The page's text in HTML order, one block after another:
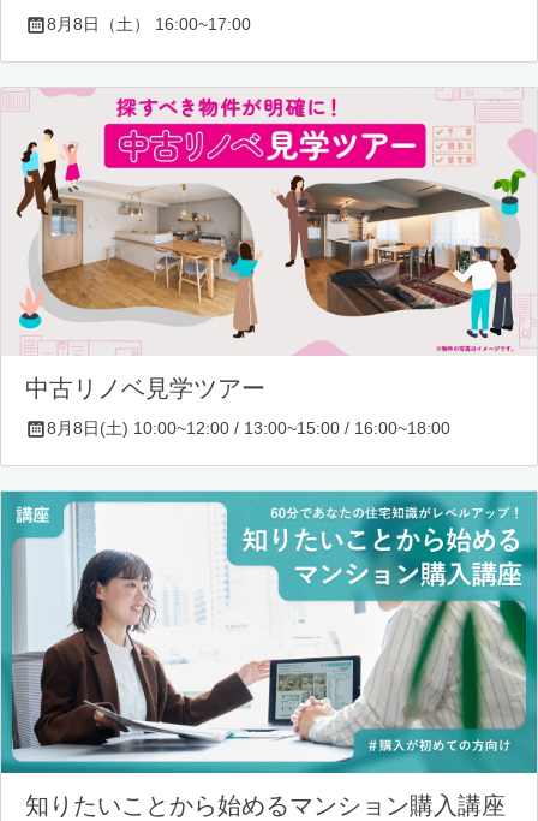
8月8日（土） 16:00~17:00
中古リノベ見学ツアー
8月8日(土) 10:00~12:00 / 13:00~15:00 / 16:00~18:00
知りたいことから始めるマンション購入講座